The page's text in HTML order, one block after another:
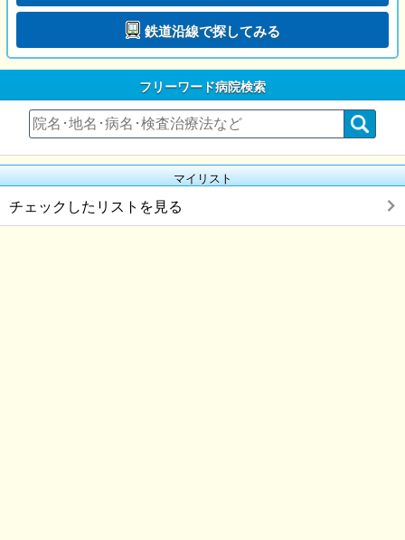
鉄道沿線で探してみる
フリーワード病院検索
マイリスト
チェックしたリストを見る